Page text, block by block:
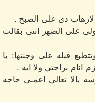
دى على الصبح .
على الضهر انتى بقالت
قبله على وجنتها: يا
انام براحتى ولا ايه .
تعالى اعملى حاجه